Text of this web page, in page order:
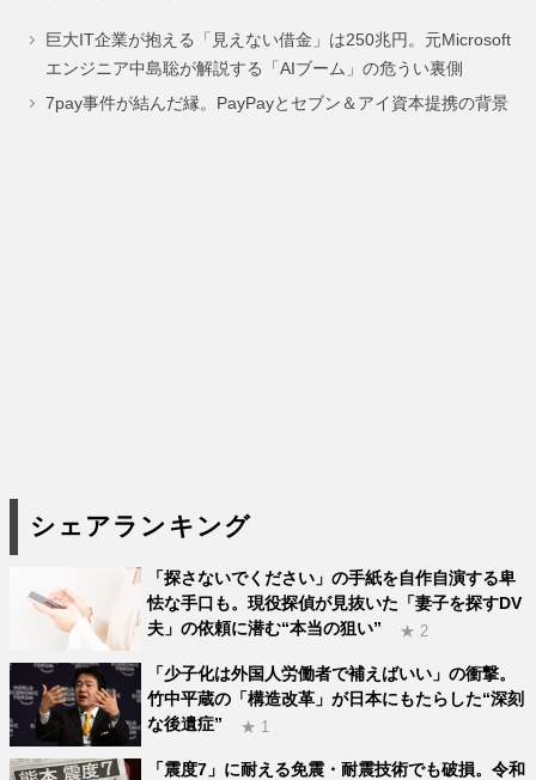
ー
ジ
ー
ジ
巨大IT企業が抱える「見えない借金」は250兆円。元Microsoft
エンジニア中島聡が解説する「AIブーム」の危うい裏側
7pay事件が結んだ縁。PayPayとセブン＆アイ資本提携の背景
シェアランキング
「探さないでください」の手紙を自作自演する卑
怯な手口も。現役探偵が見抜いた「妻子を探すDV
夫」の依頼に潜む“本当の狙い”
★ 2
「少子化は外国人労働者で補えばいい」の衝撃。
竹中平蔵の「構造改革」が日本にもたらした“深刻
な後遺症”
★ 1
「震度7」に耐える免震・耐震技術でも破損。令和